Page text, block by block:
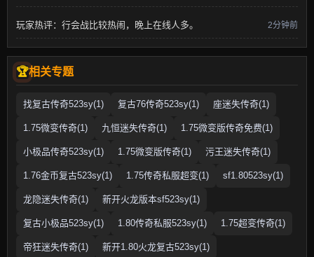
玩家热评：行会战比较热闹，晚上在线人多。 2分钟前
相关专题
找复古传奇523sy(1) 复古76传奇523sy(1) 座迷失传奇(1)
1.75微变传奇(1) 九恒迷失传奇(1) 1.75微变版传奇免费(1)
小极品传奇523sy(1) 1.75微变版传奇(1) 污王迷失传奇(1)
1.76金币复古523sy(1) 1.75传奇私服超变(1) sf1.80523sy(1)
龙隐迷失传奇(1) 新开火龙版本sf523sy(1)
复古小极品523sy(1) 1.80传奇私服523sy(1) 1.75超变传奇(1)
帝狂迷失传奇(1) 新开1.80火龙复古523sy(1)